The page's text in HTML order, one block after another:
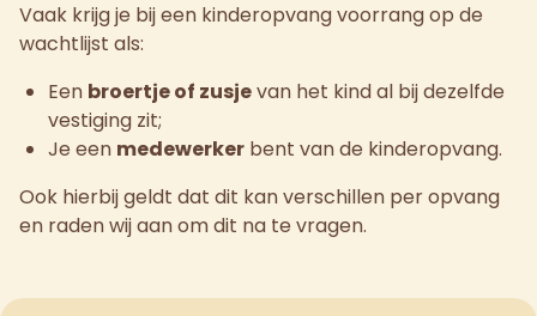
Vaak krijg je bij een kinderopvang voorrang op de
wachtlijst als:
Een broertje of zusjevan het kind al bij dezelfde
vestiging zit;
Je een medewerker bent van de kinderopvang.
Ook hierbij geldt dat dit kan verschillen per opvang
en raden wij aan om dit na te vragen.